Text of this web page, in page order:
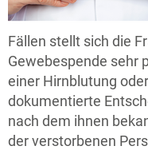
Fällen stellt sich die
Gewebespende sehr
einer Hirnblutung
dokumentierte
nach dem ihnen
der verstorbenen